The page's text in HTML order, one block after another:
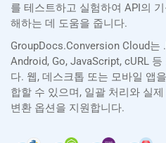
를 테스트하고 실험하여 API의
해하는 데 도움을 줍니다.
GroupDocs.Conversion Cloud는
Android, Go, JavaScript, cURL
다. 웹, 데스크톱 또는 모바일 앱
합할 수 있으며, 일괄 처리와 실
변환 옵션을 지원합니다.